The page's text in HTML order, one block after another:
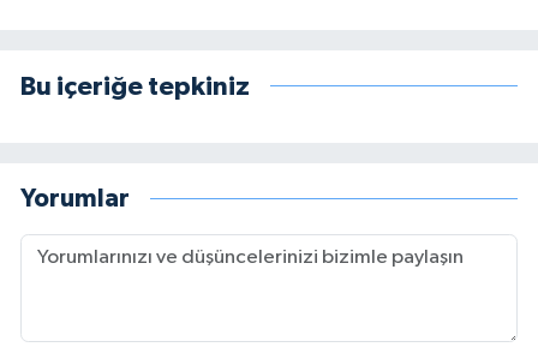
Bu içeriğe tepkiniz
Yorumlar